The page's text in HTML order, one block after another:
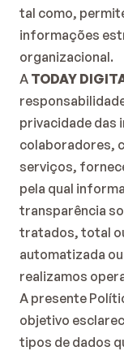
tal como,
informações
organizacional.
A TODAY
privacidade das
colaboradores,
serviços,
pela qual
transparência
tratados, total
automatizada
realizamos
A presente
objetivo
tipos de dados